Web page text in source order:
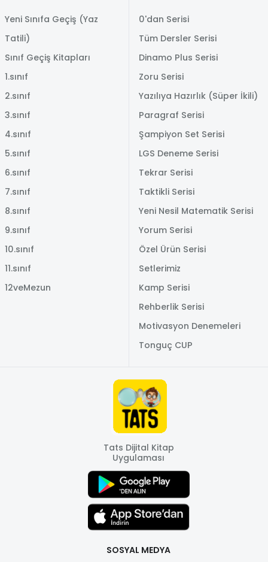
Yeni Sınıfa Geçiş (Yaz
Tatili)
Sınıf Geçiş Kitapları
1.sınıf
2.sınıf
3.sınıf
4.sınıf
5.sınıf
6.sınıf
7.sınıf
8.sınıf
9.sınıf
10.sınıf
11.sınıf
12veMezun
0'dan Serisi
Tüm Dersler Serisi
Dinamo Plus Serisi
Zoru Serisi
Yazılıya Hazırlık (Süper İkili)
Paragraf Serisi
Şampiyon Set Serisi
LGS Deneme Serisi
Tekrar Serisi
Taktikli Serisi
Yeni Nesil Matematik Serisi
Yorum Serisi
Özel Ürün Serisi
Setlerimiz
Kamp Serisi
Rehberlik Serisi
Motivasyon Denemeleri
Tonguç CUP
Tats Dijital Kitap
Uygulaması
SOSYAL MEDYA